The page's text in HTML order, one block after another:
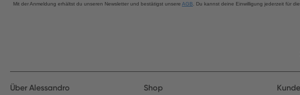
Mit der Anmeldung erhältst du unseren Newsletter und bestätigst unsere AGB . Du kannst deine Einwilligung jederzeit für
Über Alessandro Shop